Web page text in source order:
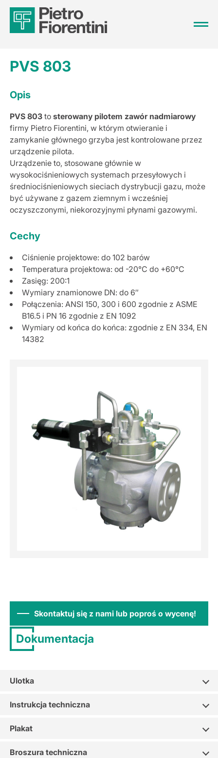
PVS 803
Opis
PVS 803 to sterowany pilotem zawór nadmiarowy
firmy Pietro Fiorentini, w którym otwieranie i
zamykanie głównego grzyba jest kontrolowane przez
urządzenie pilota.
Urządzenie to, stosowane głównie w
wysokociśnieniowych systemach przesyłowych i
średniociśnieniowych sieciach dystrybucji gazu, może
być używane z gazem ziemnym i wcześniej
oczyszczonymi, niekorozyjnymi płynami gazowymi.
Cechy
Ciśnienie projektowe: do 102 barów
Temperatura projektowa: od -20°C do +60°C
Zasięg: 200:1
Wymiary znamionowe DN: do 6″
Połączenia: ANSI 150, 300 i 600 zgodnie z ASME
B16.5 i PN 16 zgodnie z EN 1092
Wymiary od końca do końca: zgodnie z EN 334, EN
14382
Skontaktuj się z nami lub poproś o wycenę!
Dokumentacja
Ulotka
Instrukcja techniczna
Plakat
Broszura techniczna